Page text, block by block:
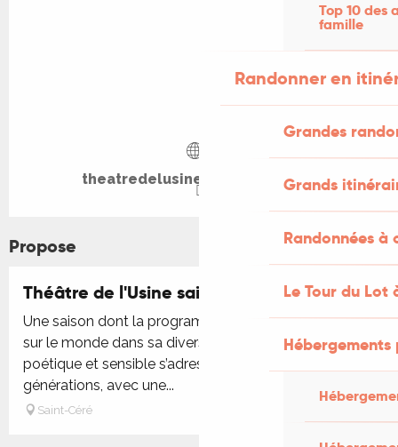
Top 10 des
famille
Randonner en
Grandes
Grands
Randonnées
Le Tour du Lot
theatredelusine-saintcere.com
Propose
Théâtre de l'Usine saison 2025 - 2026
Une saison dont la programmation engagée, ouverte
sur le monde dans sa diversité et sa pluralité,
poétique et sensible s’adresse à tous-tes, à toutes les
générations, avec une...
Saint-Céré